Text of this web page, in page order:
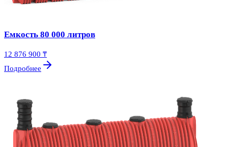
Емкость 80 000 литров
12 876 900 ₸
Подробнее